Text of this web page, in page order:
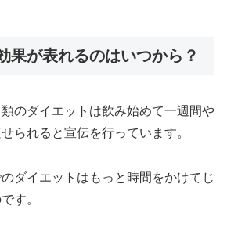
果が表れるのはいつから？
のダイエットは飲み始めて一週間や
られると宣伝を行っています。
ダイエットはもっと時間をかけてじ
す。